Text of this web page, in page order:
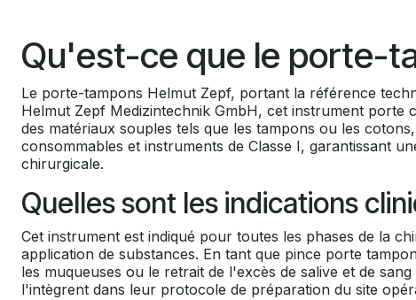
Qu'est-ce que le porte-
Le porte-tampons Helmut Zepf, portant la référence
Helmut Zepf Medizintechnik GmbH, cet instrument porte
des matériaux souples tels que les tampons ou les
consommables et instruments de Classe I, garantissant
chirurgicale.
Quelles sont les indications
Cet instrument est indiqué pour toutes les phases de la
application de substances. En tant que pince porte
les muqueuses ou le retrait de l'excès de salive et de
l'intègrent dans leur protocole de préparation du site